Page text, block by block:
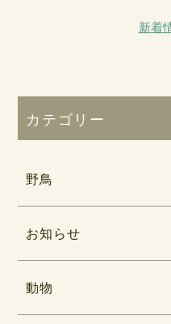
新着
カテゴリー
野鳥
お知らせ
動物